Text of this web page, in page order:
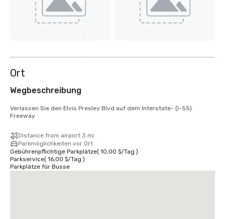
Ort
Wegbeschreibung
Verlassen Sie den Elvis Presley Blvd auf dem Interstate- (I-55)
Freeway
Distance from airport 3 mi
Parkmöglichkeiten vor Ort
Gebührenpflichtige Parkplätze( 10,00 $/Tag )
Parkservice( 16,00 $/Tag )
Parkplätze für Busse